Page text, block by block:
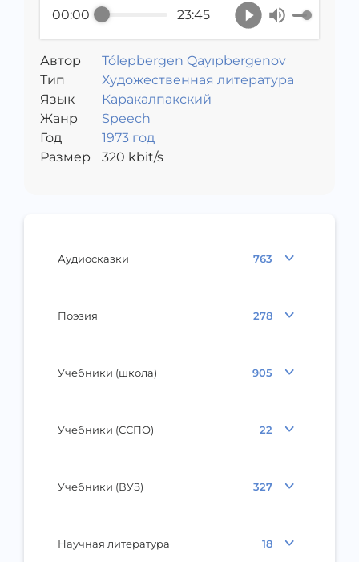
Аудиосказки 763
Поэзия 278
Учебники (школа) 905
Учебники (ССПО) 22
Учебники (ВУЗ) 327
Научная литература 18
00:00 23:45
Автор
Tólepbergen Qayıpbergenov
Тип
Художественная литература
Язык
Каракалпакский
Жанр
Speech
Год
1973 год
Размер
320 kbit/s